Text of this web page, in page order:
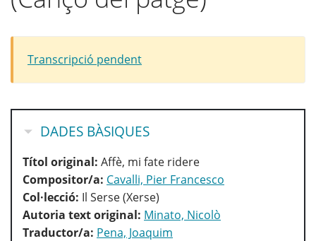
Transcripció pendent
OCULTA
DADES BÀSIQUES
Títol original: Affè, mi fate ridere
Compositor/a: Cavalli, Pier Francesco
Col·lecció: Il Serse (Xerse)
Autoria text original: Minato, Nicolò
Traductor/a: Pena, Joaquim